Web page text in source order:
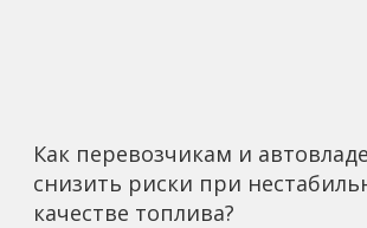
Как перевозчикам и
снизить риски при
качестве топлива?